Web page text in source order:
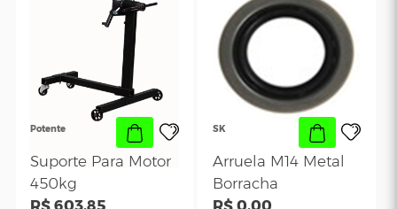
Maior Preço
Ordem Alfabética
Potente